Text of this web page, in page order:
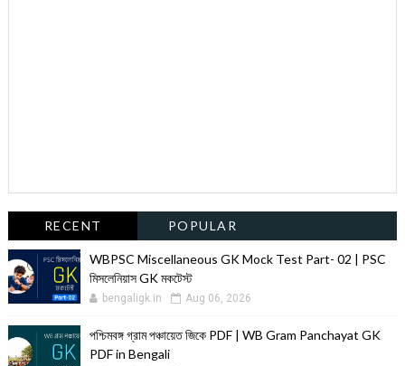
RECENT POPULAR
WBPSC Miscellaneous GK Mock Test Part- 02 | PSC
মিসলেনিয়াস GK মকটেস্ট
bengaligk.in Aug 06, 2026
পশ্চিমবঙ্গ গ্রাম পঞ্চায়েত জিকে PDF | WB Gram Panchayat GK
PDF in Bengali